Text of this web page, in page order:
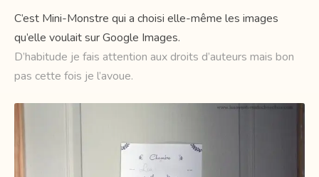
C’est Mini-Monstre qui a choisi elle-même les images
qu’elle voulait sur Google Images.
D’habitude je fais attention aux droits d’auteurs mais bon
pas cette fois je l’avoue.